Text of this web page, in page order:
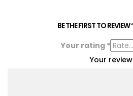
Your rating *
Your review